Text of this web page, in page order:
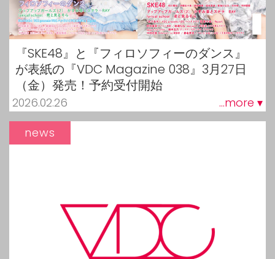
『SKE48』と『フィロソフィーのダンス』
が表紙の『VDC Magazine 038』3月27日
（金）発売！予約受付開始
2026.02.26 ...more ▾
news